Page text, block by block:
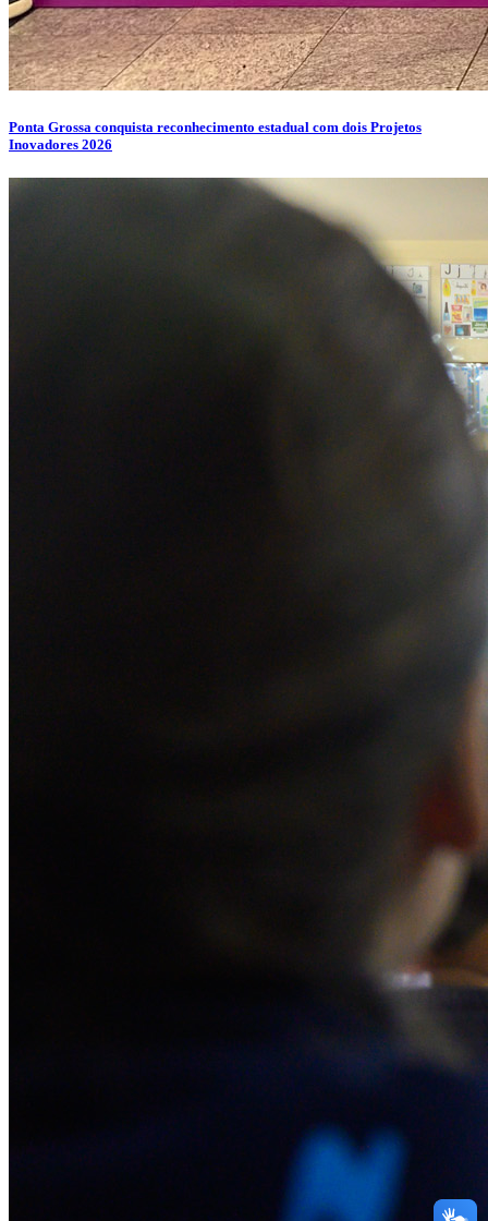
Ponta Grossa conquista reconhecimento estadual com dois Projetos
Inovadores 2026